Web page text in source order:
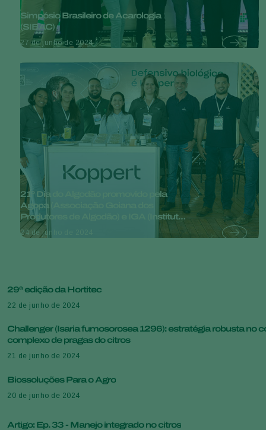
Simpósio Brasileiro de Acarologia
(SIBAC)
27 de junho de 2024
21º Dia do Algodão promovido pela
Agopa (Associação Goiana dos
Produtores de Algodão) e IGA (Instituto
Goiano de Agricultura)
24 de junho de 2024
29ª edição da Hortitec
22 de junho de 2024
Challenger (Isaria fumosorosea 1296): estratégia robusta no
complexo de pragas do citros
21 de junho de 2024
Biossoluções Para o Agro
20 de junho de 2024
Artigo: Ep. 33 - Manejo integrado no citros